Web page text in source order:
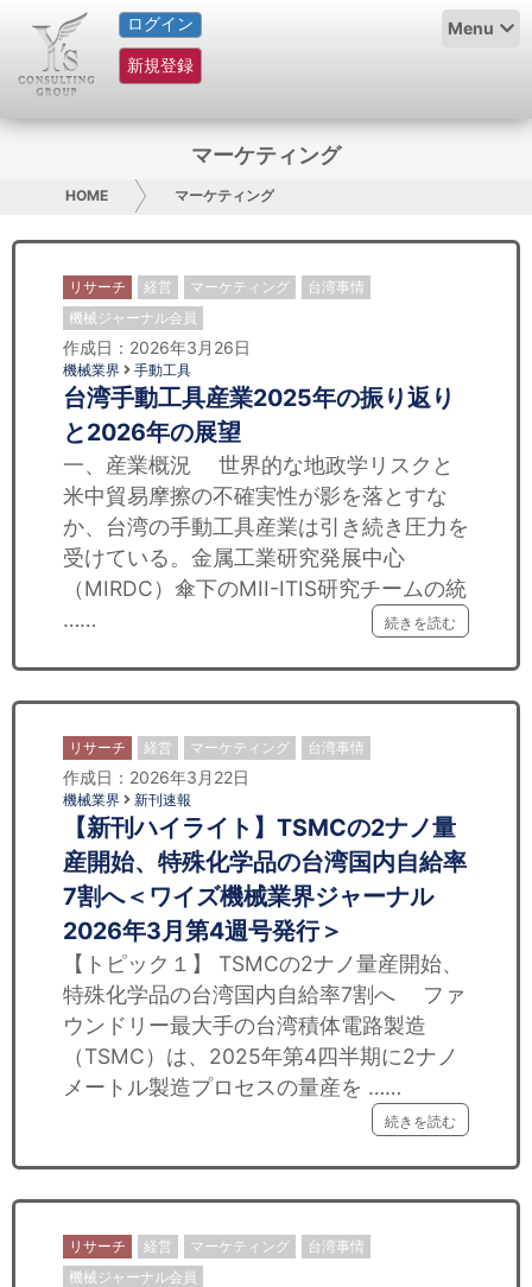
ログイン
新規登録
Menu
HOME
サービス紹介
グループ概要
お問い合わせ
日本人にPR
コンサルティング
リサーチ
セミナー
経済ニュース
ＩＴ
飲食店情報
マーケティング
HOME マーケティング
リサーチ 経営 マーケティング
台湾事情
機械ジャーナル会員
作成日：2026年3月26日
機械業界 手動工具
台湾手動工具産業2025年の振り返り
と2026年の展望
一、産業概況 世界的な地政学リスクと
米中貿易摩擦の不確実性が影を落とすな
か、台湾の手動工具産業は引き続き圧力を
受けている。金属工業研究発展中心
（MIRDC）傘下のMII-ITIS研究チームの統
……
続きを読む
リサーチ 経営 マーケティング 台湾事情
作成日：2026年3月22日
機械業界 新刊速報
【新刊ハイライト】TSMCの2ナノ量
産開始、特殊化学品の台湾国内自給率
7割へ＜ワイズ機械業界ジャーナル
2026年3月第4週号発行＞
【トピック１】 TSMCの2ナノ量産開始、
特殊化学品の台湾国内自給率7割へ ファ
ウンドリー最大手の台湾積体電路製造
（TSMC）は、2025年第4四半期に2ナノ
メートル製造プロセスの量産を ……
続きを読む
リサーチ 経営 マーケティング
台湾事情
機械ジャーナル会員